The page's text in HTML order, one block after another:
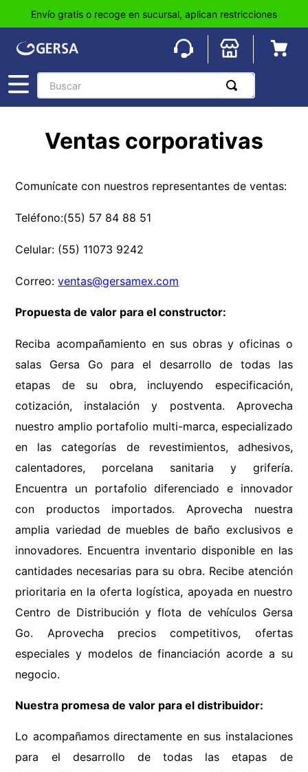
Envío gratis o recoge en sucursal, aplican restricciones
Buscar
Ventas corporativas
Comunícate con nuestros representantes de ventas:
Teléfono:(55) 57 84 88 51
Celular: (55) 11073 9242
Correo:ventas@gersamex.com
Propuesta de valor para el constructor:
Reciba acompañamiento en sus obras y oficinas o
salas Gersa Go para el desarrollo de todas las
etapas de su obra, incluyendo especificación,
cotización, instalación y postventa. Aprovecha
nuestro amplio portafolio multi-marca, especializado
en las categorías de revestimientos, adhesivos,
calentadores, porcelana sanitaria y grifería.
Encuentra un portafolio diferenciado e innovador
con productos importados. Aprovecha nuestra
amplia variedad de muebles de baño exclusivos e
innovadores. Encuentra inventario disponible en las
cantidades necesarias para su obra. Recibe atención
prioritaria en la oferta logística, apoyada en nuestro
Centro de Distribución y flota de vehículos Gersa
Go. Aprovecha precios competitivos, ofertas
especiales y modelos de financiación acorde a su
negocio.
Nuestra promesa de valor para el distribuidor:
Lo acompañamos directamente en sus instalaciones
para el desarrollo de todas las etapas de
1.
pisos
3.
azulejo
6 .
wc
7.
wpc
10. azulejos